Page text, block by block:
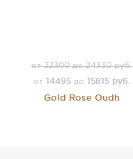
от 22300 до 24330 руб.
от 14495до 15815 руб.
Gold Rose Oudh